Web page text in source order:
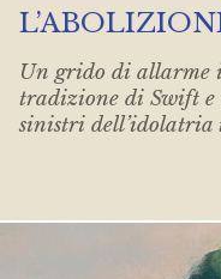
Un grido di allarme
tradizione di Swift e
sinistri dell’idolatria